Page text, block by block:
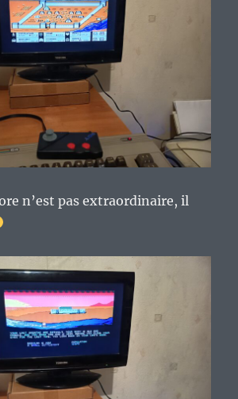
n’est pas extraordinaire, il